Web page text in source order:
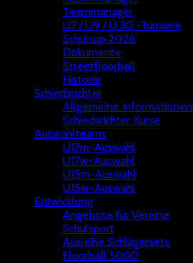
Teammanager
U7 / U9 / Ü 30 -Turniere
Schulcup 2026
Dokumente
Streetfloorball
Historie
Schiedsrichter
Allgemeine Informationen
Schiedsrichter Kurse
Auswahlteams
U17m-Auswahl
U17w-Auswahl
U15m-Auswahl
U15w-Auswahl
Entwicklung
Angebote für Vereine
Schulsport
Ausleihe Schlägersets
Floorball 5000